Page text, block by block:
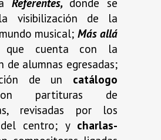
Referentes, donde se
visibilización de la
musical; Más allá
cuenta con la
de alumnas egresadas;
de un catálogo
partituras de
revisadas por los
centro; y charlas-